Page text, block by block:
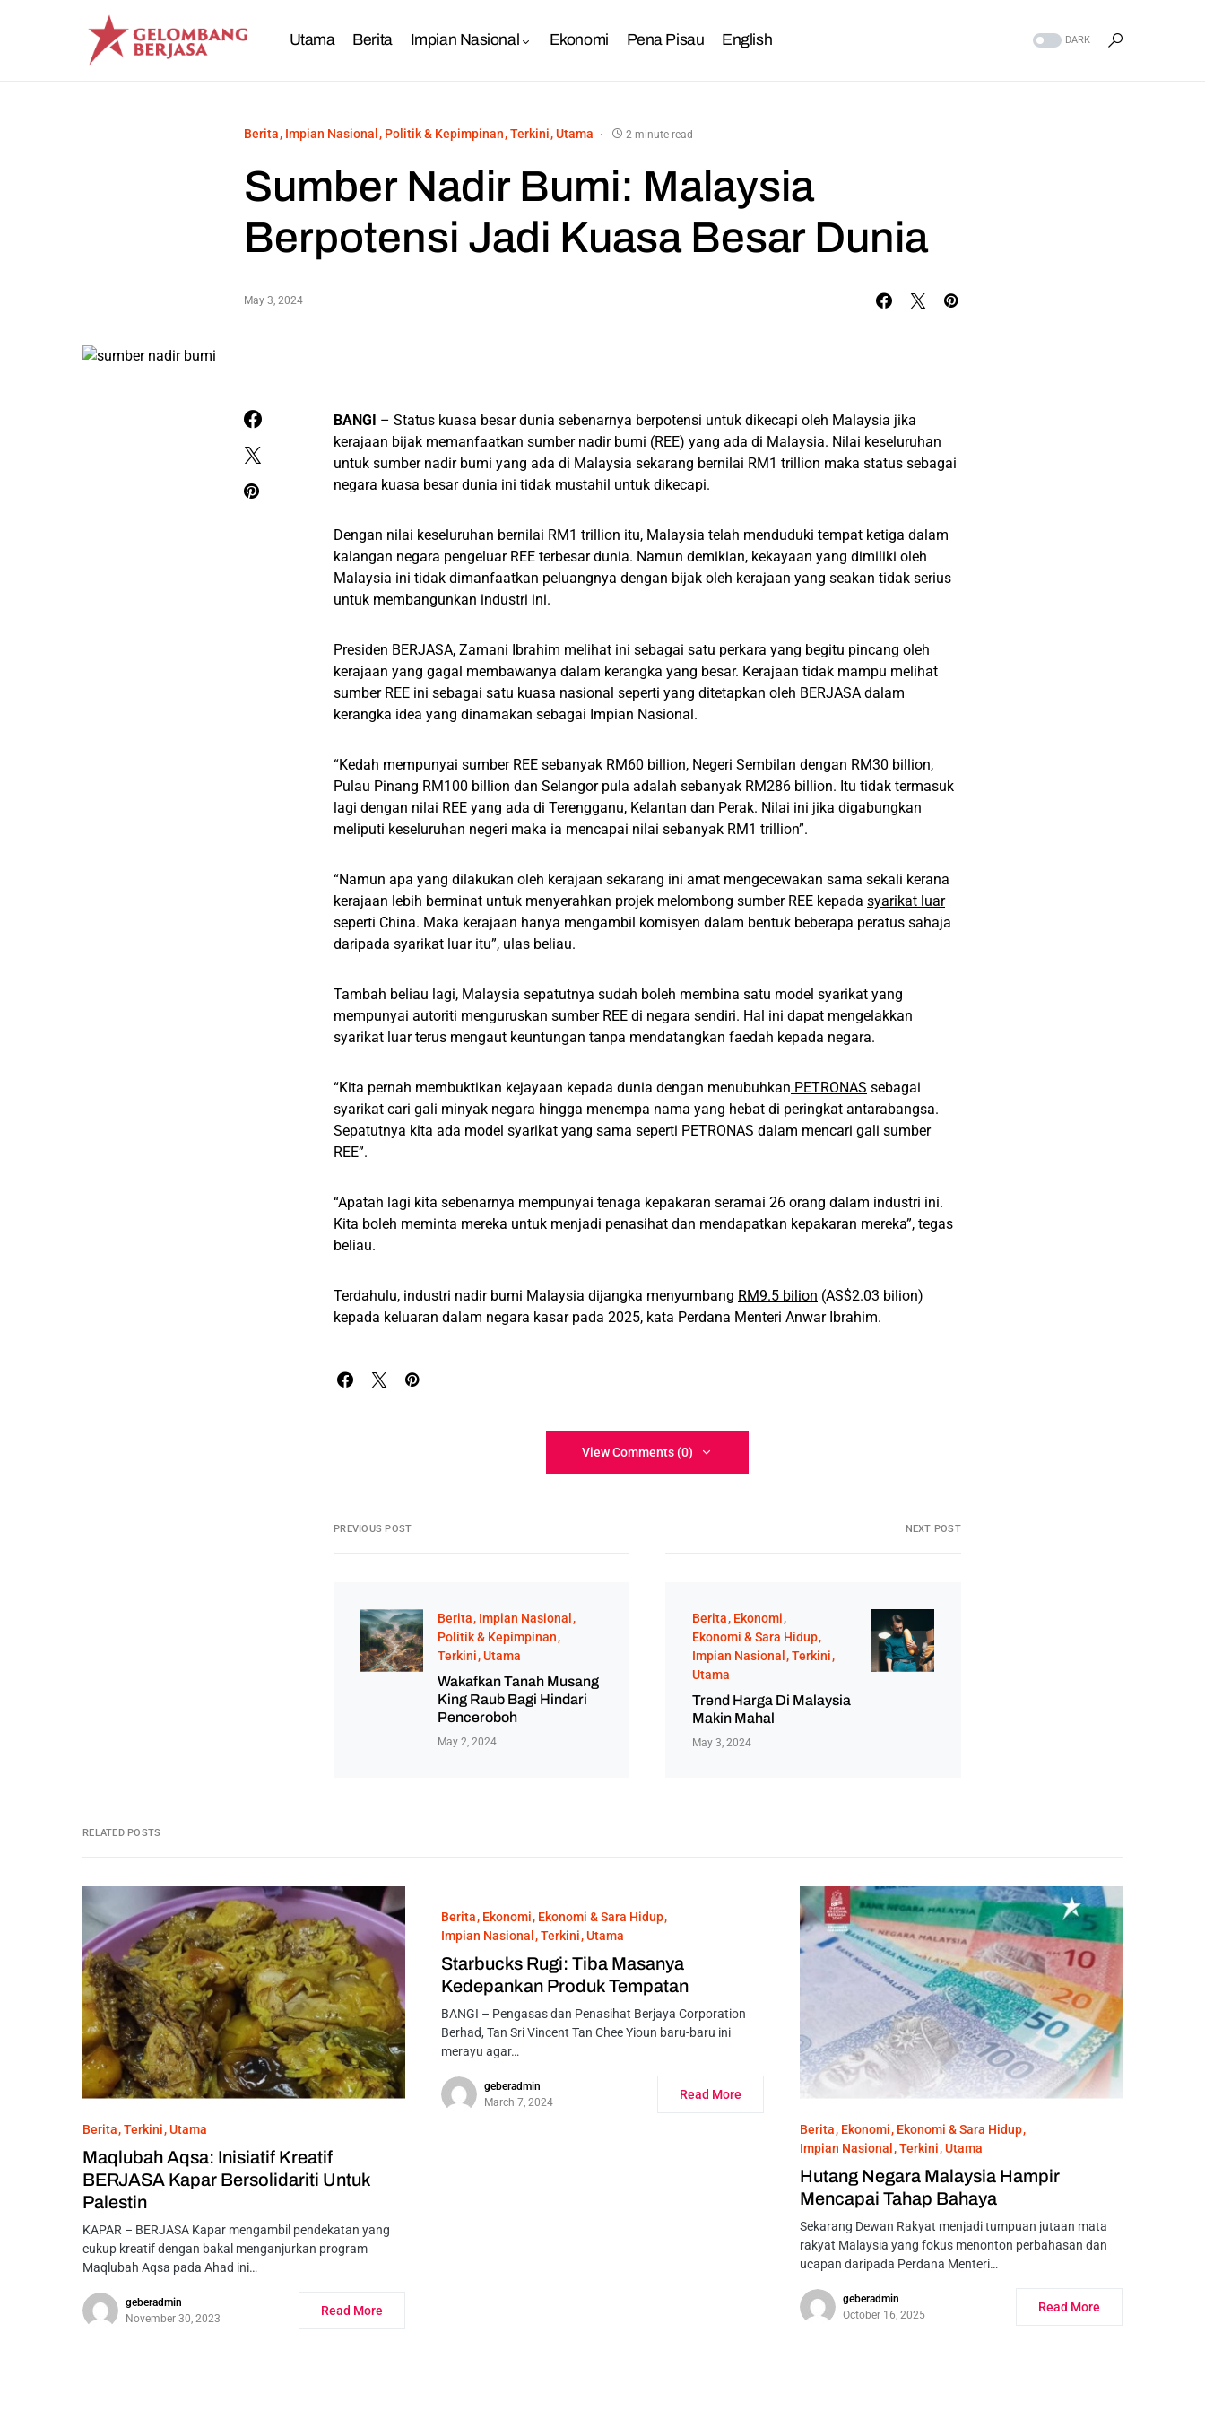
Utama Berita Impian Nasional Ekonomi Pena Pisau English DARK
Berita Impian Nasional Politik & Kepimpinan Terkini Utama 2 minute read
Sumber Nadir Bumi: Malaysia
Berpotensi Jadi Kuasa Besar Dunia
May 3, 2024
BANGI – Status kuasa besar dunia sebenarnya berpotensi untuk dikecapi oleh Malaysia jika
kerajaan bijak memanfaatkan sumber nadir bumi (REE) yang ada di Malaysia. Nilai keseluruhan
untuk sumber nadir bumi yang ada di Malaysia sekarang bernilai RM1 trillion maka status sebagai
negara kuasa besar dunia ini tidak mustahil untuk dikecapi.
Dengan nilai keseluruhan bernilai RM1 trillion itu, Malaysia telah menduduki tempat ketiga dalam
kalangan negara pengeluar REE terbesar dunia. Namun demikian, kekayaan yang dimiliki oleh
Malaysia ini tidak dimanfaatkan peluangnya dengan bijak oleh kerajaan yang seakan tidak serius
untuk membangunkan industri ini.
Presiden BERJASA, Zamani Ibrahim melihat ini sebagai satu perkara yang begitu pincang oleh
kerajaan yang gagal membawanya dalam kerangka yang besar. Kerajaan tidak mampu melihat
sumber REE ini sebagai satu kuasa nasional seperti yang ditetapkan oleh BERJASA dalam
kerangka idea yang dinamakan sebagai Impian Nasional.
“Kedah mempunyai sumber REE sebanyak RM60 billion, Negeri Sembilan dengan RM30 billion,
Pulau Pinang RM100 billion dan Selangor pula adalah sebanyak RM286 billion. Itu tidak termasuk
lagi dengan nilai REE yang ada di Terengganu, Kelantan dan Perak. Nilai ini jika digabungkan
meliputi keseluruhan negeri maka ia mencapai nilai sebanyak RM1 trillion”.
“Namun apa yang dilakukan oleh kerajaan sekarang ini amat mengecewakan sama sekali kerana
kerajaan lebih berminat untuk menyerahkan projek melombong sumber REE kepada syarikat luar
seperti China. Maka kerajaan hanya mengambil komisyen dalam bentuk beberapa peratus sahaja
daripada syarikat luar itu”, ulas beliau.
Tambah beliau lagi, Malaysia sepatutnya sudah boleh membina satu model syarikat yang
mempunyai autoriti menguruskan sumber REE di negara sendiri. Hal ini dapat mengelakkan
syarikat luar terus mengaut keuntungan tanpa mendatangkan faedah kepada negara.
“Kita pernah membuktikan kejayaan kepada dunia dengan menubuhkan PETRONAS sebagai
syarikat cari gali minyak negara hingga menempa nama yang hebat di peringkat antarabangsa.
Sepatutnya kita ada model syarikat yang sama seperti PETRONAS dalam mencari gali sumber
REE”.
“Apatah lagi kita sebenarnya mempunyai tenaga kepakaran seramai 26 orang dalam industri ini.
Kita boleh meminta mereka untuk menjadi penasihat dan mendapatkan kepakaran mereka”, tegas
beliau.
Terdahulu, industri nadir bumi Malaysia dijangka menyumbang RM9.5 bilion (AS$2.03 bilion)
kepada keluaran dalam negara kasar pada 2025, kata Perdana Menteri Anwar Ibrahim.
View Comments (0)
PREVIOUS POST
Berita Impian Nasional
Politik & Kepimpinan
Terkini Utama
Wakafkan Tanah Musang
King Raub Bagi Hindari
Penceroboh
May 2, 2024
NEXT POST
Berita Ekonomi
Ekonomi & Sara Hidup
Impian Nasional
Terkini
Utama
Trend Harga Di Malaysia
Makin Mahal
May 3, 2024
RELATED POSTS
Berita Terkini Utama
Maqlubah Aqsa: Inisiatif Kreatif
BERJASA Kapar Bersolidariti Untuk
Palestin
KAPAR – BERJASA Kapar mengambil pendekatan yang
cukup kreatif dengan bakal menganjurkan program
Maqlubah Aqsa pada Ahad ini…
geberadmin
November 30, 2023
Read More
Berita Ekonomi Ekonomi & Sara Hidup
Impian Nasional
Terkini Utama
Starbucks Rugi: Tiba Masanya
Kedepankan Produk Tempatan
BANGI – Pengasas dan Penasihat Berjaya Corporation
Berhad, Tan Sri Vincent Tan Chee Yioun baru-baru ini
merayu agar…
geberadmin
March 7, 2024
Read More
Berita Ekonomi Ekonomi & Sara Hidup
Impian Nasional Terkini Utama
Hutang Negara Malaysia Hampir
Mencapai Tahap Bahaya
Sekarang Dewan Rakyat menjadi tumpuan jutaan mata
rakyat Malaysia yang fokus menonton perbahasan dan
ucapan daripada Perdana Menteri…
geberadmin
October 16, 2025
Read More